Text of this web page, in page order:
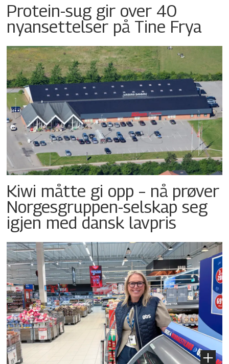
Protein-sug gir over 40
nyansettelser på Tine Frya
Kiwi måtte gi opp – nå prøver
Norgesgruppen-selskap seg
igjen med dansk lavpris